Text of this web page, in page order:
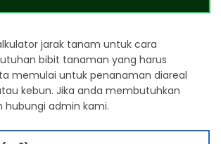
jarak tanam untuk cara
bibit tanaman yang harus
memulai untuk penanaman diareal
kebun. Jika anda membutuhkan
hubungi admin kami.